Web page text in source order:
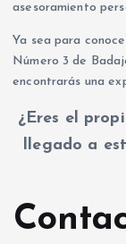
asesoramiento
Ya sea para
Número 3 de
encontrarás una
¿Eres el
llegado a